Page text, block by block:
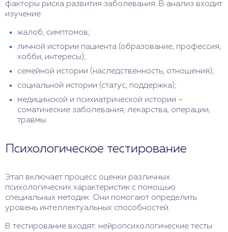
факторы риска развития заболевания. В анализ входит
изучение:
жалоб, симптомов;
личной истории пациента (образование, профессия,
хобби, интересы);
семейной истории (наследственность, отношения);
социальной истории (статус, поддержка);
медицинской и психиатрической истории –
соматические заболевания, лекарства, операции,
травмы.
Психологическое тестирование
Этап включает процесс оценки различных
психологических характеристик с помощью
специальных методик. Они помогают определить
уровень интеллектуальных способностей.
В тестирование входят: нейропсихологические тесты